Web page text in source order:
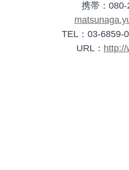
携帯：
TEL：03-6859-
URL：